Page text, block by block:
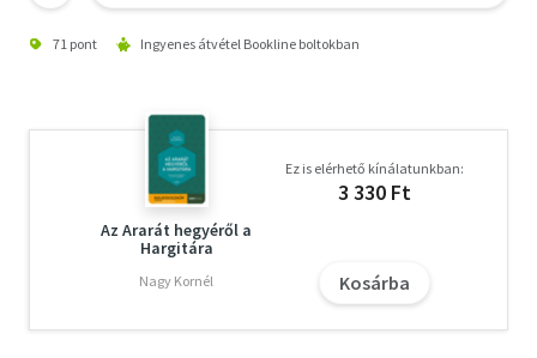
71 pont Ingyenes átvétel Bookline boltokban
Az Ararát hegyéről a
Hargitára
Nagy Kornél
Ez is elérhető kínálatunkban:
3 330 Ft
Kosárba